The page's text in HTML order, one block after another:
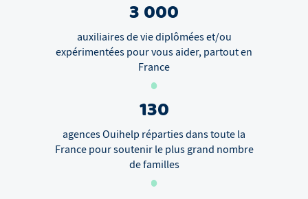
3 000
auxiliaires de vie diplômées et/ou
expérimentées pour vous aider, partout en
France
130
agences Ouihelp réparties dans toute la
France pour soutenir le plus grand nombre
de familles